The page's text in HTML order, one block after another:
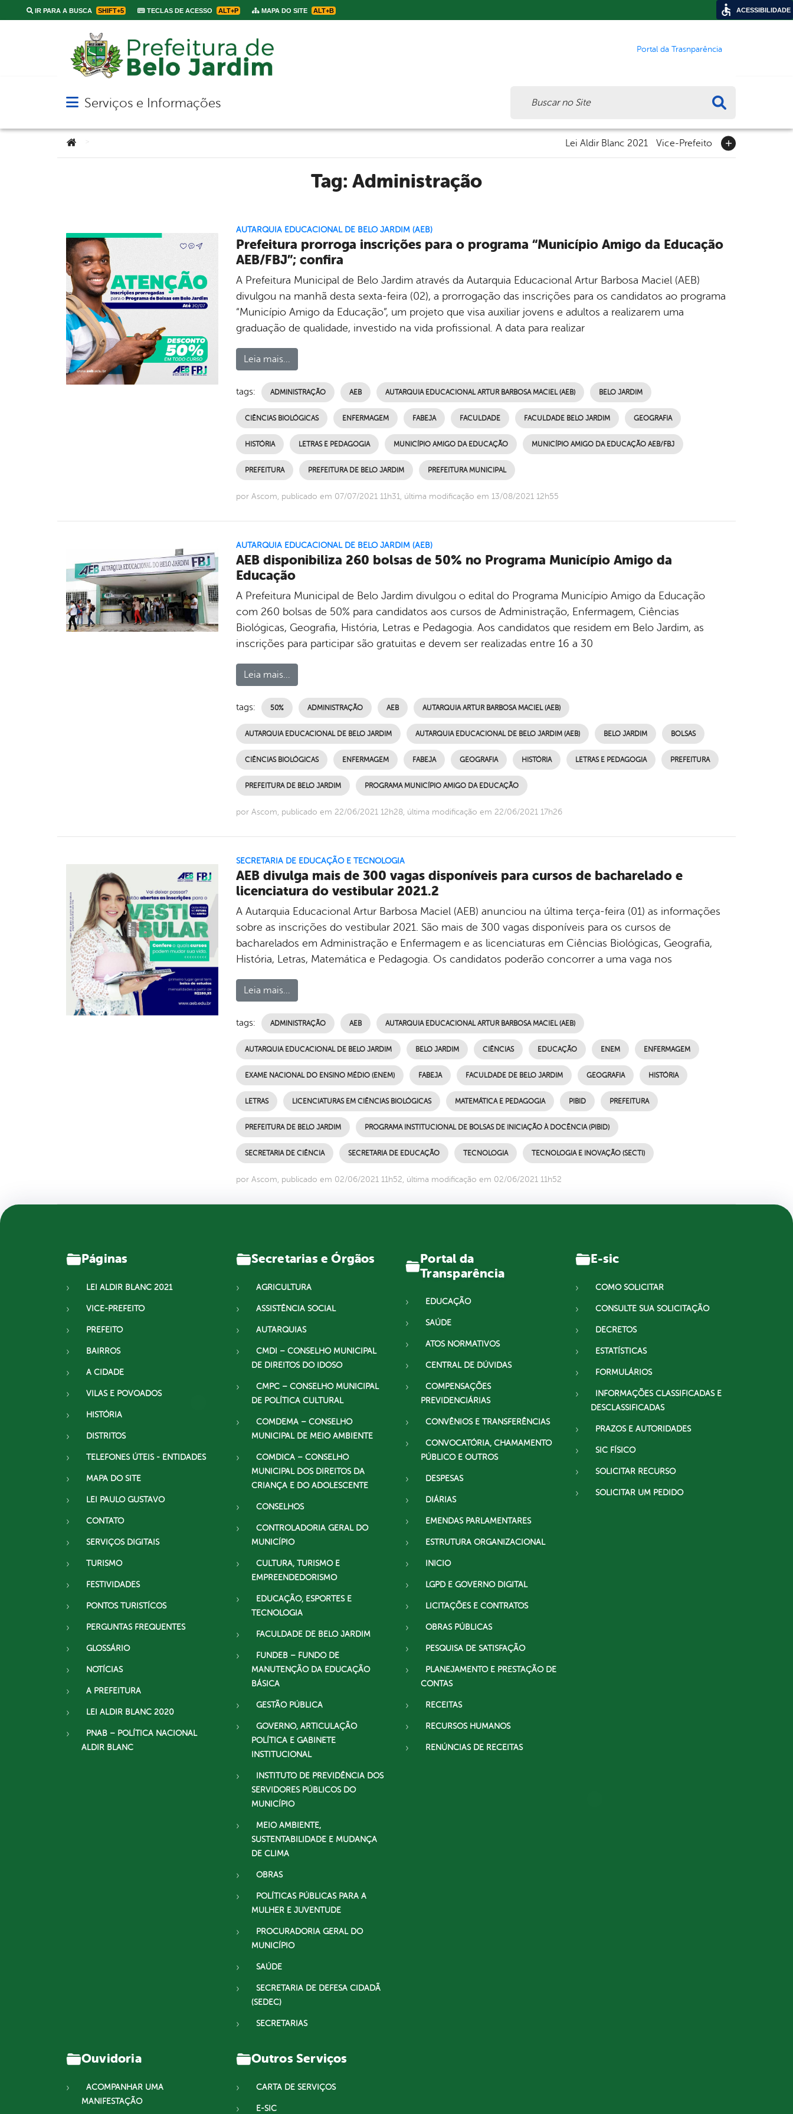
IR PARA A BUSCA SHIFT+5 TECLAS DE ACESSO ALT+P MAPA DO SITE ALT+B
Portal da Trasnparência
Abrir menu principal de navegação
Serviços e Informações
Você está aqui: Lei Aldir Blanc 2021 Vice-Prefeito
Tag: Administração
AUTARQUIA EDUCACIONAL DE BELO JARDIM (AEB)
Prefeitura prorroga inscrições para o programa “Município Amigo da Educação
AEB/FBJ”; confira
A Prefeitura Municipal de Belo Jardim através da Autarquia Educacional Artur Barbosa Maciel (AEB)
divulgou na manhã desta sexta-feira (02), a prorrogação das inscrições para os candidatos ao programa
“Município Amigo da Educação”, um projeto que visa auxiliar jovens e adultos a realizarem uma
graduação de qualidade, investido na vida profissional. A data para realizar
Leia mais...
tags: ADMINISTRAÇÃO AEB AUTARQUIA EDUCACIONAL ARTUR BARBOSA MACIEL (AEB) BELO JARDIM
CIÊNCIAS BIOLÓGICAS ENFERMAGEM FABEJA FACULDADE FACULDADE BELO JARDIM GEOGRAFIA
HISTÓRIA LETRAS E PEDAGOGIA MUNICÍPIO AMIGO DA EDUCAÇÃO MUNICÍPIO AMIGO DA EDUCAÇÃO AEB/FBJ
PREFEITURA PREFEITURA DE BELO JARDIM PREFEITURA MUNICIPAL
por Ascom, publicado em 07/07/2021 11h31, última modificação em 13/08/2021 12h55
AUTARQUIA EDUCACIONAL DE BELO JARDIM (AEB)
AEB disponibiliza 260 bolsas de 50% no Programa Município Amigo da
Educação
A Prefeitura Municipal de Belo Jardim divulgou o edital do Programa Município Amigo da Educação
com 260 bolsas de 50% para candidatos aos cursos de Administração, Enfermagem, Ciências
Biológicas, Geografia, História, Letras e Pedagogia. Aos candidatos que residem em Belo Jardim, as
inscrições para participar são gratuitas e devem ser realizadas entre 16 a 30
Leia mais...
tags: 50% ADMINISTRAÇÃO AEB AUTARQUIA ARTUR BARBOSA MACIEL (AEB)
AUTARQUIA EDUCACIONAL DE BELO JARDIM AUTARQUIA EDUCACIONAL DE BELO JARDIM (AEB) BELO JARDIM BOLSAS
CIÊNCIAS BIOLÓGICAS ENFERMAGEM FABEJA GEOGRAFIA HISTÓRIA LETRAS E PEDAGOGIA PREFEITURA
PREFEITURA DE BELO JARDIM PROGRAMA MUNICÍPIO AMIGO DA EDUCAÇÃO
por Ascom, publicado em 22/06/2021 12h28, última modificação em 22/06/2021 17h26
SECRETARIA DE EDUCAÇÃO E TECNOLOGIA
AEB divulga mais de 300 vagas disponíveis para cursos de bacharelado e
licenciatura do vestibular 2021.2
A Autarquia Educacional Artur Barbosa Maciel (AEB) anunciou na última terça-feira (01) as informações
sobre as inscrições do vestibular 2021. São mais de 300 vagas disponíveis para os cursos de
bacharelados em Administração e Enfermagem e as licenciaturas em Ciências Biológicas, Geografia,
História, Letras, Matemática e Pedagogia. Os candidatos poderão concorrer a uma vaga nos
Leia mais...
tags: ADMINISTRAÇÃO AEB AUTARQUIA EDUCACIONAL ARTUR BARBOSA MACIEL (AEB)
AUTARQUIA EDUCACIONAL DE BELO JARDIM BELO JARDIM CIÊNCIAS EDUCAÇÃO ENEM ENFERMAGEM
EXAME NACIONAL DO ENSINO MÉDIO (ENEM) FABEJA FACULDADE DE BELO JARDIM GEOGRAFIA HISTÓRIA
LETRAS LICENCIATURAS EM CIÊNCIAS BIOLÓGICAS MATEMÁTICA E PEDAGOGIA PIBID PREFEITURA
PREFEITURA DE BELO JARDIM PROGRAMA INSTITUCIONAL DE BOLSAS DE INICIAÇÃO À DOCÊNCIA (PIBID)
SECRETARIA DE CIÊNCIA SECRETARIA DE EDUCAÇÃO TECNOLOGIA TECNOLOGIA E INOVAÇÃO (SECTI)
por Ascom, publicado em 02/06/2021 11h52, última modificação em 02/06/2021 11h52
Páginas
LEI ALDIR BLANC 2021
VICE-PREFEITO
PREFEITO
BAIRROS
A CIDADE
VILAS E POVOADOS
HISTÓRIA
DISTRITOS
TELEFONES ÚTEIS - ENTIDADES
MAPA DO SITE
LEI PAULO GUSTAVO
CONTATO
SERVIÇOS DIGITAIS
TURISMO
FESTIVIDADES
PONTOS TURISTÍCOS
PERGUNTAS FREQUENTES
GLOSSÁRIO
NOTÍCIAS
A PREFEITURA
LEI ALDIR BLANC 2020
PNAB – POLÍTICA NACIONAL
ALDIR BLANC
Secretarias e Órgãos
AGRICULTURA
ASSISTÊNCIA SOCIAL
AUTARQUIAS
CMDI – CONSELHO MUNICIPAL
DE DIREITOS DO IDOSO
CMPC – CONSELHO MUNICIPAL
DE POLÍTICA CULTURAL
COMDEMA – CONSELHO
MUNICIPAL DE MEIO AMBIENTE
COMDICA – CONSELHO
MUNICIPAL DOS DIREITOS DA
CRIANÇA E DO ADOLESCENTE
CONSELHOS
CONTROLADORIA GERAL DO
MUNICÍPIO
CULTURA, TURISMO E
EMPREENDEDORISMO
EDUCAÇÃO, ESPORTES E
TECNOLOGIA
FACULDADE DE BELO JARDIM
FUNDEB – FUNDO DE
MANUTENÇÃO DA EDUCAÇÃO
BÁSICA
GESTÃO PÚBLICA
GOVERNO, ARTICULAÇÃO
POLÍTICA E GABINETE
INSTITUCIONAL
INSTITUTO DE PREVIDÊNCIA DOS
SERVIDORES PÚBLICOS DO
MUNICÍPIO
MEIO AMBIENTE,
SUSTENTABILIDADE E MUDANÇA
DE CLIMA
OBRAS
POLÍTICAS PÚBLICAS PARA A
MULHER E JUVENTUDE
PROCURADORIA GERAL DO
MUNICÍPIO
SAÚDE
SECRETARIA DE DEFESA CIDADÃ
(SEDEC)
SECRETARIAS
Portal da
Transparência
EDUCAÇÃO
SAÚDE
ATOS NORMATIVOS
CENTRAL DE DÚVIDAS
COMPENSAÇÕES
PREVIDENCIÁRIAS
CONVÊNIOS E TRANSFERÊNCIAS
CONVOCATÓRIA, CHAMAMENTO
PÚBLICO E OUTROS
DESPESAS
DIÁRIAS
EMENDAS PARLAMENTARES
ESTRUTURA ORGANIZACIONAL
INICIO
LGPD E GOVERNO DIGITAL
LICITAÇÕES E CONTRATOS
OBRAS PÚBLICAS
PESQUISA DE SATISFAÇÃO
PLANEJAMENTO E PRESTAÇÃO DE
CONTAS
RECEITAS
RECURSOS HUMANOS
RENÚNCIAS DE RECEITAS
E-sic
COMO SOLICITAR
CONSULTE SUA SOLICITAÇÃO
DECRETOS
ESTATÍSTICAS
FORMULÁRIOS
INFORMAÇÕES CLASSIFICADAS E
DESCLASSIFICADAS
PRAZOS E AUTORIDADES
SIC FÍSICO
SOLICITAR RECURSO
SOLICITAR UM PEDIDO
Ouvidoria
ACOMPANHAR UMA
MANIFESTAÇÃO
Outros Serviços
CARTA DE SERVIÇOS
E-SIC
ACESSIBILIDADE